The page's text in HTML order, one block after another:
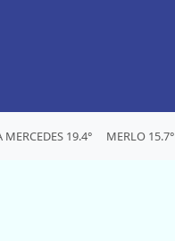
MERCEDES 19.4° MERLO 15.7°